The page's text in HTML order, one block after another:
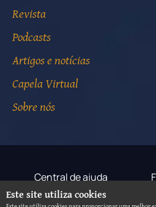
Revista
Podcasts
Artigos e notícias
Capela Virtual
Sobre nós
Central de ajuda
Termos de uso
Este site utiliza cookies